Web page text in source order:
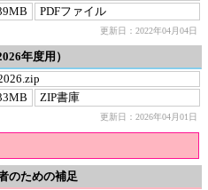
PDFファイル
更新日：2022年04月04日
年度用）
ZIP書庫
更新日：2026年04月01日
のための補足